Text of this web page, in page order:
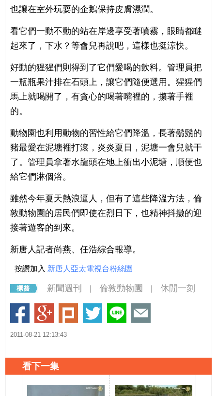
也讓在室外玩耍的企鵝保持皮膚濕潤。
看它們一動不動的站在岸邊享受著噴霧，眼睛都瞇
起來了，下水？等會兒再說吧，這樣也挺涼快。
好動的猩猩們則得到了它們愛喝的飲料。管理員把
一瓶瓶果汁排在石頭上，讓它們隨便選用。猩猩們
馬上就喝開了，有貪心的喝著嘴裡的，攥著手裡
的。
動物園也利用動物的習性給它們降溫，長著鬍鬚的
豬最愛在泥塘裡打滾，炎炎夏日，泥塘一會兒就干
了。管理員拿著水龍頭在地上衝出小泥塘，順便也
給它們淋個浴。
雖然今年夏天熱浪逼人，但有了這些降溫方法，倫
敦動物園的居民們即使在烈日下，也精神抖擻的迎
接著遊客的到來。
新唐人記者尚燕、任浩綜合報導。
按讚加入 新唐人亞太電視台粉絲團
新聞週刊 倫敦動物園 休閒一刻
2011-08-21 12:13:43
看下一集